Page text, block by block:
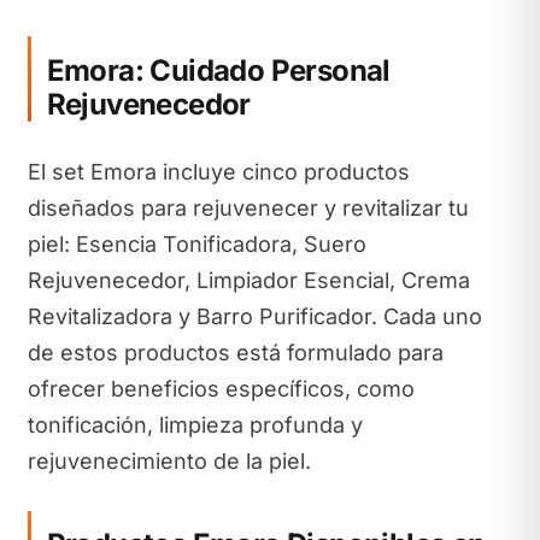
Emora: Cuidado Personal
Rejuvenecedor
El set Emora incluye cinco productos
diseñados para rejuvenecer y revitalizar tu
piel: Esencia Tonificadora, Suero
Rejuvenecedor, Limpiador Esencial, Crema
Revitalizadora y Barro Purificador. Cada uno
de estos productos está formulado para
ofrecer beneficios específicos, como
tonificación, limpieza profunda y
rejuvenecimiento de la piel.